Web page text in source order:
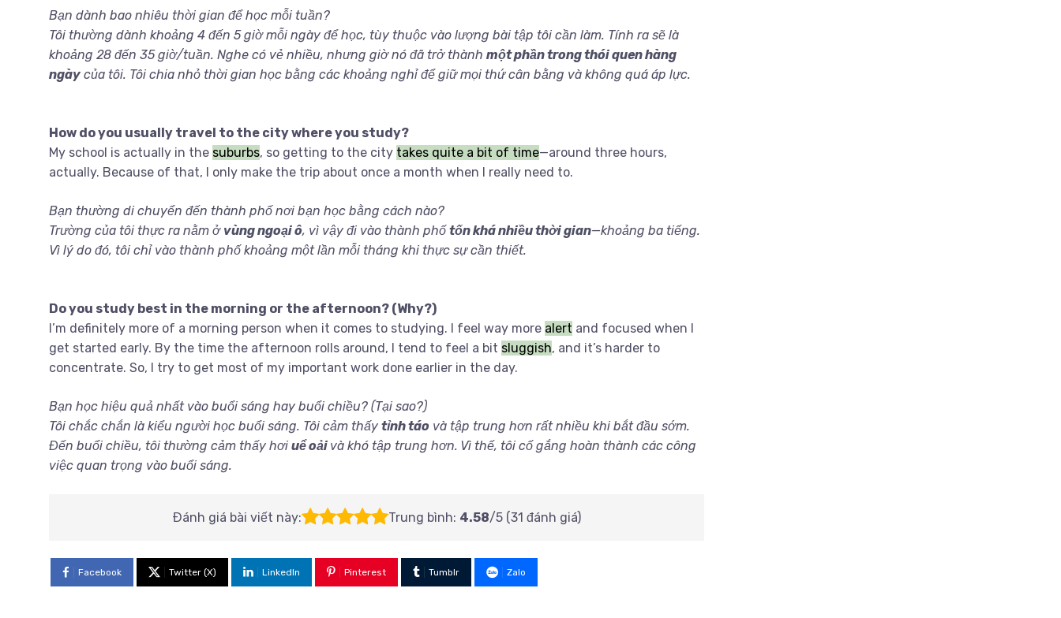
Bạn dành bao nhiêu thời gian để học mỗi tuần?
Tôi thường dành khoảng 4 đến 5 giờ mỗi ngày để học, tùy thuộc vào lượng bài tập tôi cần làm. Tính ra sẽ là
khoảng 28 đến 35 giờ/tuần. Nghe có vẻ nhiều, nhưng giờ nó đã trở thành một phần trong thói quen hàng
ngày của tôi. Tôi chia nhỏ thời gian học bằng các khoảng nghỉ để giữ mọi thứ cân bằng và không quá áp lực.
How do you usually travel to the city where you study?
My school is actually in the suburbs, so getting to the city takes quite a bit of time—around three hours,
actually. Because of that, I only make the trip about once a month when I really need to.
Bạn thường di chuyển đến thành phố nơi bạn học bằng cách nào?
Trường của tôi thực ra nằm ở vùng ngoại ô, vì vậy đi vào thành phốtốn khá nhiều thời gian—khoảng ba tiếng.
Vì lý do đó, tôi chỉ vào thành phố khoảng một lần mỗi tháng khi thực sự cần thiết.
Do you study best in the morning or the afternoon? (Why?)
I’m definitely more of a morning person when it comes to studying. I feel way more alert and focused when I
get started early. By the time the afternoon rolls around, I tend to feel a bit sluggish, and it’s harder to
concentrate. So, I try to get most of my important work done earlier in the day.
Bạn học hiệu quả nhất vào buổi sáng hay buổi chiều? (Tại sao?)
Tôi chắc chắn là kiểu người học buổi sáng. Tôi cảm thấy tỉnh táo và tập trung hơn rất nhiều khi bắt đầu sớm.
Đến buổi chiều, tôi thường cảm thấy hơi uể oải và khó tập trung hơn. Vì thế, tôi cố gắng hoàn thành các công
việc quan trọng vào buổi sáng.
Đánh giá bài viết này: Trung bình: 4.58/5 (31 đánh giá)
Facebook Twitter (X) LinkedIn Pinterest Tumblr Zalo